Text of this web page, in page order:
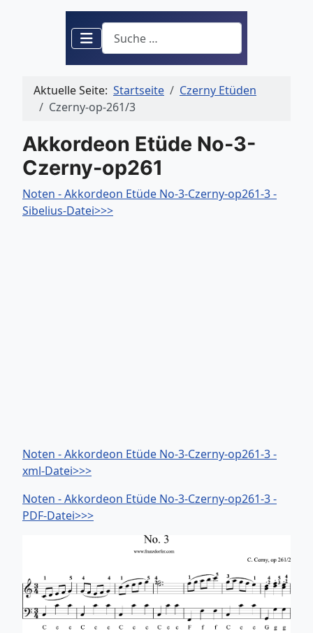
Suchen
Aktuelle Seite: Startseite
Czerny Etüden
Czerny-op-261/3
Akkordeon Etüde No-3-
Czerny-op261
Noten - Akkordeon Etüde No-3-Czerny-op261-3 -
Sibelius-Datei>>>
Noten - Akkordeon Etüde No-3-Czerny-op261-3 -
xml-Datei>>>
Noten - Akkordeon Etüde No-3-Czerny-op261-3 -
PDF-Datei>>>